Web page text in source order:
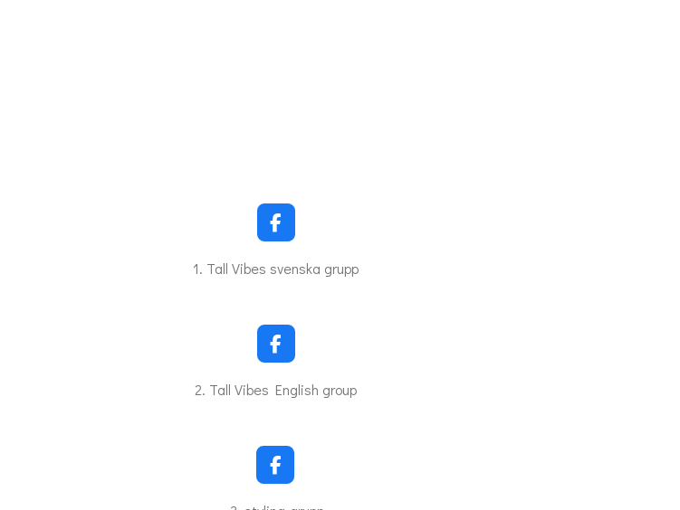
F
a
c
o
k
1. Tall Vibes svenska grupp
F
a
c
o
k
2. Tall Vibes English group
F
a